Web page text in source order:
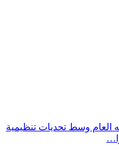
العام وسط تحديات تنظيمية